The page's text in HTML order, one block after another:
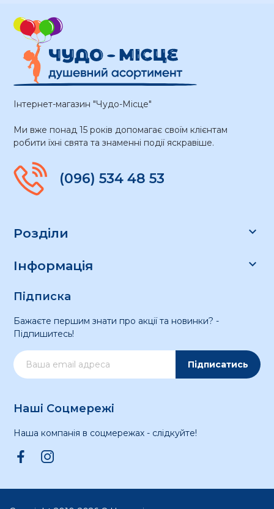
Інтернет-магазин "Чудо-Місце"
Ми вже понад 15 років допомагає своїм клієнтам
робити їхні свята та знаменні події яскравіше.
(096) 534 48 53
Розділи 
Інформація 
Підписка
Бажаєте першим знати про акції та новинки? -
Підпишитесь!
Підписатись
Наші Соцмережі
Наша компанія в соцмережах - слідкуйте!